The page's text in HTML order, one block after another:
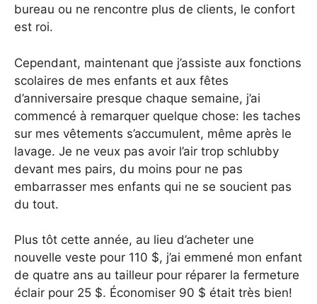
bureau ou ne rencontre plus de clients, le confort
est roi.
Cependant, maintenant que j’assiste aux fonctions
scolaires de mes enfants et aux fêtes
d’anniversaire presque chaque semaine, j’ai
commencé à remarquer quelque chose: les taches
sur mes vêtements s’accumulent, même après le
lavage. Je ne veux pas avoir l’air trop schlubby
devant mes pairs, du moins pour ne pas
embarrasser mes enfants qui ne se soucient pas
du tout.
Plus tôt cette année, au lieu d’acheter une
nouvelle veste pour 110 $, j’ai emmené mon enfant
de quatre ans au tailleur pour réparer la fermeture
éclair pour 25 $. Économiser 90 $ était très bien!